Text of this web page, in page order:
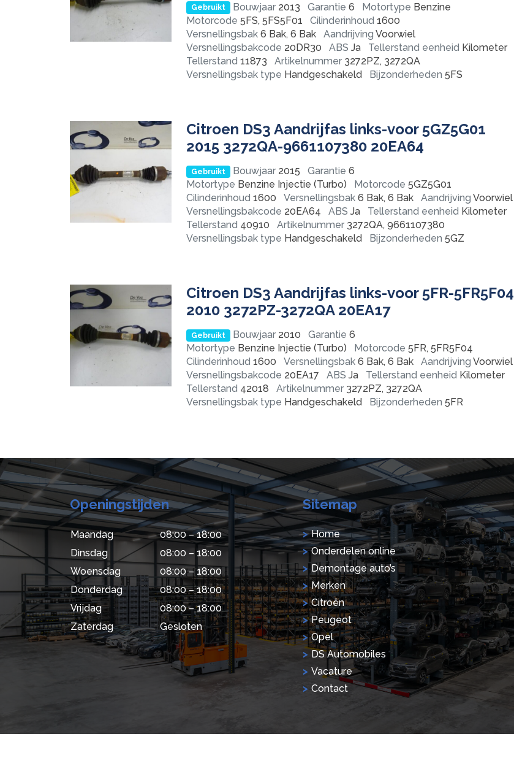
Gebruikt Bouwjaar2013 Garantie 6 Motortype Benzine
Motorcode 5FS, 5FS5F01 Cilinderinhoud 1600
Versnellingsbak 6 Bak, 6 Bak Aandrijving Voorwiel
Versnellingsbakcode 20DR30 ABS Ja Tellerstand eenheid Kilometer
Tellerstand 11873 Artikelnummer 3272PZ, 3272QA
Versnellingsbak type Handgeschakeld Bijzonderheden 5FS
Citroen DS3 Aandrijfas links-voor 5GZ5G01
2015 3272QA-9661107380 20EA64
Gebruikt Bouwjaar2015 Garantie 6
Motortype Benzine Injectie (Turbo) Motorcode 5GZ5G01
Cilinderinhoud 1600 Versnellingsbak 6 Bak, 6 Bak Aandrijving Voorwiel
Versnellingsbakcode 20EA64 ABS Ja Tellerstand eenheid Kilometer
Tellerstand 40910 Artikelnummer 3272QA, 9661107380
Versnellingsbak type Handgeschakeld Bijzonderheden 5GZ
Citroen DS3 Aandrijfas links-voor 5FR-5FR5F04
2010 3272PZ-3272QA 20EA17
Gebruikt Bouwjaar2010 Garantie 6
Motortype Benzine Injectie (Turbo) Motorcode 5FR, 5FR5F04
Cilinderinhoud 1600 Versnellingsbak 6 Bak, 6 Bak Aandrijving Voorwiel
Versnellingsbakcode 20EA17 ABS Ja Tellerstand eenheid Kilometer
Tellerstand 42018 Artikelnummer 3272PZ, 3272QA
Versnellingsbak type Handgeschakeld Bijzonderheden 5FR
Openingstijden
Maandag
08:00 – 18:00
Dinsdag
08:00 – 18:00
Woensdag
08:00 – 18:00
Donderdag
08:00 – 18:00
Vrijdag
08:00 – 18:00
Zaterdag
Gesloten
Sitemap
Home
Onderdelen online
Demontage auto’s
Merken
Citroën
Peugeot
Opel
DS Automobiles
Vacature
Contact